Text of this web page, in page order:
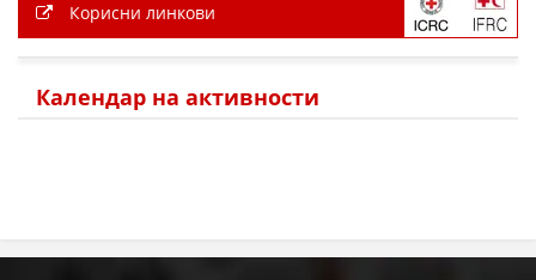
Корисни линкови
Календар на активности